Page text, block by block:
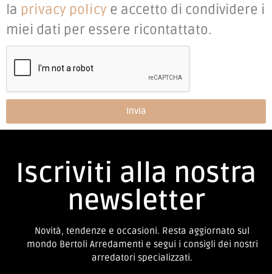
la privacy policy e accetto di condividere i
miei dati per essere ricontattato.
Invia
Iscriviti alla nostra
newsletter
Novità, tendenze e occasioni. Resta aggiornato sul
mondo Bertoli Arredamenti e segui i consigli dei nostri
arredatori specializzati.